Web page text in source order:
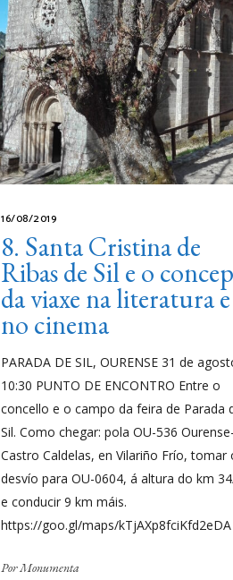
16/08/2019
8. Santa Cristina de
Ribas de Sil e o
da viaxe na literatura e
no cinema
PARADA DE SIL, OURENSE 31 de
10:30 PUNTO DE ENCONTRO Entre o
concello e o campo da feira de Parada
Sil. Como chegar: pola OU-536 Ourense-
Castro Caldelas, en Vilariño Frío, tomar
desvío para OU-0604, á altura do km
e conducir 9 km máis.
https://goo.gl/maps/
PorMonumenta